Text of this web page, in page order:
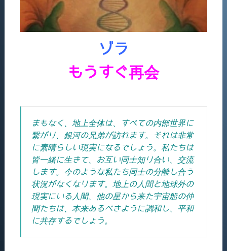
ゾラ
もうすぐ再会
まもなく、地上全体は、すべての内部世界に
繋がり、銀河の兄弟が訪れます。
それは非常
に素晴らしい現実になるでしょう。私たちは
皆一緒に生きて、お互い同士知り合い、交流
します。今のような私たち同士の分離し合う
状況がなくなります。 地上の人間と地球外の
現実にいる人間、他の星から来た宇宙船の仲
間たちは、本来あるべきように調和し、平和
に共存するでしょう。